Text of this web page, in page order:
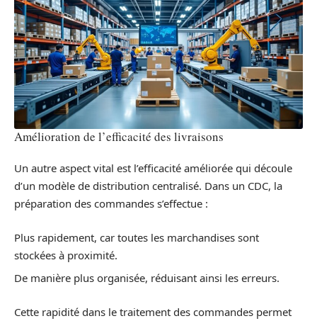
Amélioration de l’efficacité des livraisons
Un autre aspect vital est l’efficacité améliorée qui découle
d’un modèle de distribution centralisé. Dans un CDC, la
préparation des commandes s’effectue :
Plus rapidement, car toutes les marchandises sont
stockées à proximité.
De manière plus organisée, réduisant ainsi les erreurs.
Cette rapidité dans le traitement des commandes permet